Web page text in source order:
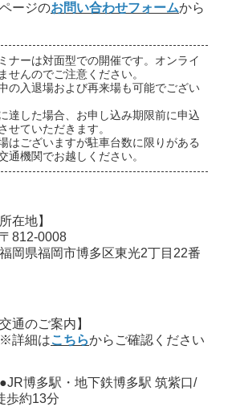
ージのお問い合わせフォームから
ーは対面型での開催です。オンライ
せんのでご注意ください。
および再来場も可能でござい
合、お申し込み期限前に申込
せていただきます。
ますが駐車台数に限りがある
通機関でお越しください。
所在地】
博多区東光2丁目22番
案内】
はこちらからご確認ください
地下鉄博多駅 筑紫口/
歩約13分